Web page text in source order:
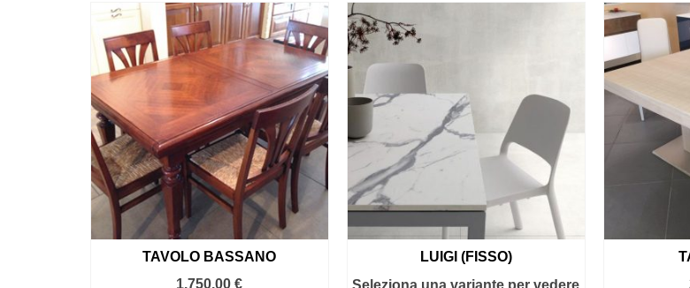
TAVOLO BASSANO
1.750,00€
LUIGI (FISSO)